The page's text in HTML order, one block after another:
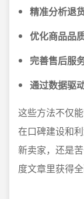
精准分析退
优化商品品
完善售后服
通过数据驱
这些方法不仅
在口碑建设和
新卖家，还是
度文章里获得